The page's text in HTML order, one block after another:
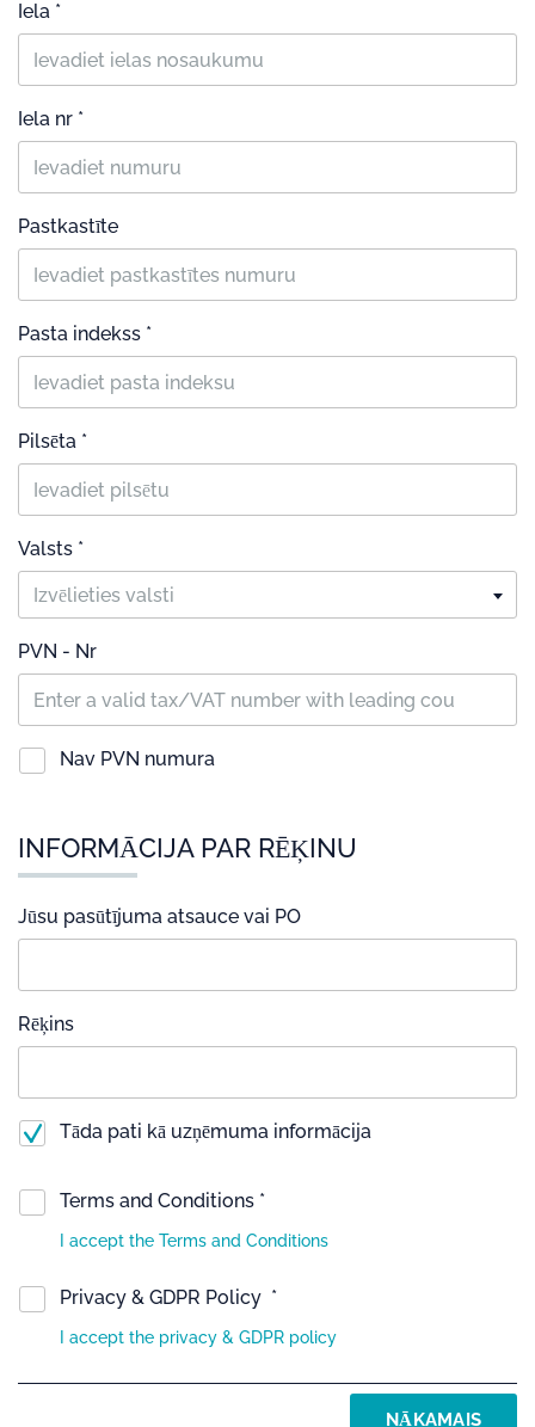
Iela *
Iela nr *
Pastkastīte
Pasta indekss *
Pilsēta *
Valsts *
Izvēlieties valsti
PVN - Nr
Nav PVN numura
INFORMĀCIJA PAR RĒĶINU
Jūsu pasūtījuma atsauce vai PO
Rēķins
Tāda pati kā uzņēmuma informācija
Terms and Conditions *
I accept the Terms and Conditions
Privacy & GDPR Policy *
I accept the privacy & GDPR policy
NĀKAMAIS